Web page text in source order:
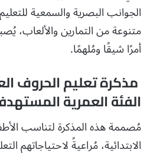
الجوانب البصرية والسمعية
متنوعة من التمارين والألعاب،
أمرًا شيقًا ومُلهمًا.
مذكرة تعليم الحروف
الفئة العمرية
مُصممة هذه المذكرة لتناسب
الابتدائية، مُراعيةً لاحتياجاتهم